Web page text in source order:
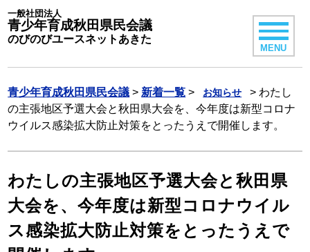
一般社団法人
青少年育成秋田県民会議
のびのびユースネットあきた
MENU
青少年育成秋田県民会議 > 新着一覧 > お知らせ > わたし
の主張地区予選大会と秋田県大会を、今年度は新型コロナ
ウイルス感染拡大防止対策をとったうえで開催します。
わたしの主張地区予選大会と秋田県
大会を、今年度は新型コロナウイル
ス感染拡大防止対策をとったうえで